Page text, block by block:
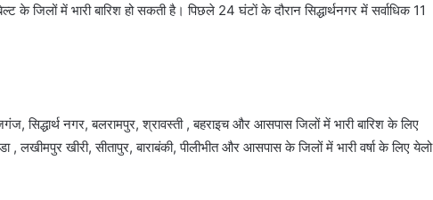
के जिलों में भारी बारिश हो सकती है। पिछले 24 घंटाें के दौरान सिद्धार्थनगर में सर्वाधिक 11
सिद्धार्थ नगर, बलरामपुर, श्रावस्ती , बहराइच और आसपास जिलों में भारी बारिश के लिए
, लखीमपुर खीरी, सीतापुर, बाराबंकी, पीलीभीत और आसपास के जिलों में भारी वर्षा के लिए येलो